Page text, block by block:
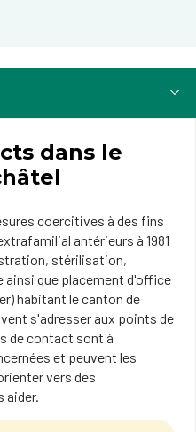
dans le
coercitives à des fins
antérieurs à 1981
stérilisation,
que placement d'office
habitant le canton de
s'adresser aux points de
de contact sont à
et peuvent les
vers des
aider.